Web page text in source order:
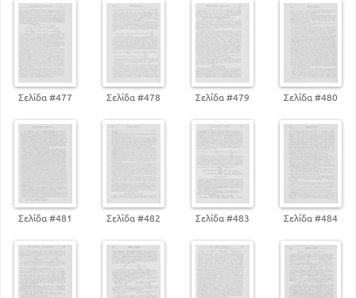
Σελίδα #477 Σελίδα #478 Σελίδα #479 Σελίδα #480
Σελίδα #481 Σελίδα #482 Σελίδα #483 Σελίδα #484